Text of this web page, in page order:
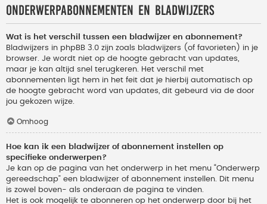
Onderwerpabonnementen en bladwijzers
Wat is het verschil tussen een bladwijzer en abonnement?
Bladwijzers in phpBB 3.0 zijn zoals bladwijzers (of favorieten) in je
browser. Je wordt niet op de hoogte gebracht van updates,
maar je kan altijd snel terugkeren. Het verschil met
abonnementen ligt hem in het feit dat je hierbij automatisch op
de hoogte gebracht word van updates, dit gebeurd via de door
jou gekozen wijze.
Omhoog
Hoe kan ik een bladwijzer of abonnement instellen op
specifieke onderwerpen?
Je kan op de pagina van het onderwerp in het menu “Onderwerp
gereedschap” een bladwijzer of abonnement instellen. Dit menu
is zowel boven- als onderaan de pagina te vinden.
Het is ook mogelijk te abonneren op het onderwerp door bij het